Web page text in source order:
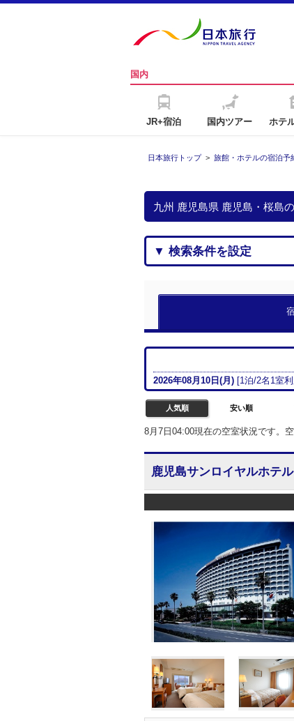
国内
JR+宿泊 国内ツアー ホテ
日本旅行トップ > 旅館・ホテルの宿泊予
九州 鹿児島県 鹿児島・桜島
▼ 検索条件を設定
2026年08月 10日(月) [1泊/2名 1室
人気順 安い順
8月7日04:00現在の空室状況です。
鹿児島サンロイヤルホテル